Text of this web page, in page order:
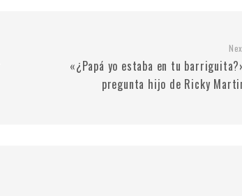
«¿Papá yo estaba en tu
pregunta hijo de Ricky